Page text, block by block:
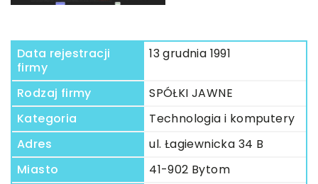
Data rejestracji
firmy
13 grudnia 1991
Rodzaj firmy
SPÓŁKI JAWNE
Kategoria
Technologia i komputery
Adres
ul. Łagiewnicka 34 B
Miasto
41-902 Bytom